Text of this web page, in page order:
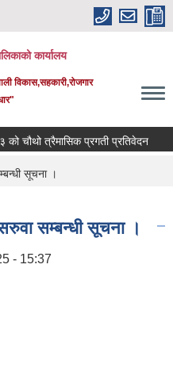
कार्यालय
विकास,सहकारी,रोजगार
त्रैमासिक प्रगती प्रतिवेदन
सूचना ।
सम्बन्धी सूचना ।
- 15:37